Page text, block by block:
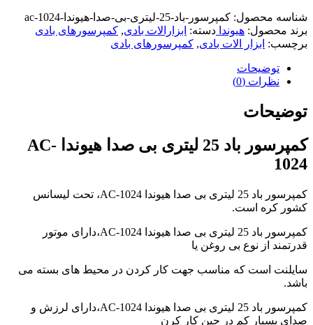
in
hotel
room
sunny
leone
bf
kolkata
xxx
american
blue
video
player
family
afairs
and
son
with
fake
شناسه محصول: کمپرسور-باد-25-لیتری-بی-صدا-هیوندا-ac-1024
برند محصول: هیوندا دسته: ابزارالات بادی, کمپرسورهای بادی
برچسب: ابزار الات بادی, کمپرسورهای بادی
توضیحات
نظرات (0)
توضیحات
کمپرسور باد 25 لیتری بی صدا هیوندا AC-
1024
کمپرسور باد 25 لیتری بی صدا هیوندا AC-1024، تحت لیسانس
کشور کره است.
کمپرسور باد 25 لیتری بی صدا هیوندا AC-1024،دارای موتور
قدرتمند از نوع بی روغن یا
سایلنت است که مناسب جهت کار کردن در محیط های بسته می
باشد.
کمپرسور باد 25 لیتری بی صدا هیوندا AC-1024،دارای لرزش و
صدای بسیار کم در حین کار کرن